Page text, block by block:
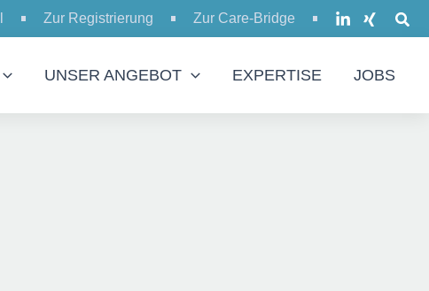
Zur Registrierung Zur Care-Bridge
UNSER ANGEBOT EXPERTISE JOBS